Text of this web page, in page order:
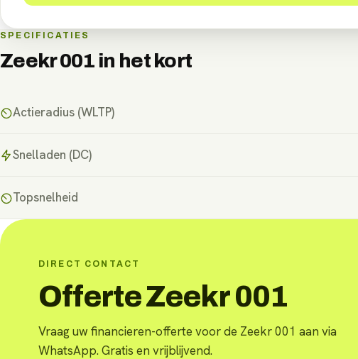
SPECIFICATIES
Zeekr 001 in het kort
Actieradius (WLTP)
Snelladen (DC)
Topsnelheid
DIRECT CONTACT
Offerte Zeekr 001
Vraag uw financieren-offerte voor de Zeekr 001 aan via
WhatsApp. Gratis en vrijblijvend.